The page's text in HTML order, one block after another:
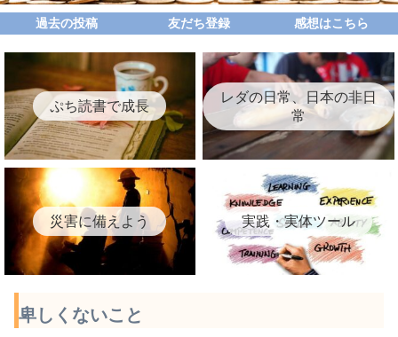
過去の投稿 友だち登録 感想はこちら
ぷち読書で成長
レダの日常、日本の非日
常
災害に備えよう 実践・実体ツール
卑しくないこと